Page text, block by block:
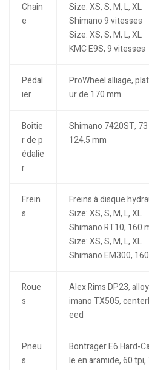
Chaîn
e
Size: XS, S, M, L, XL
Shimano 9 vitesses
Size: XS, S, M, L, XL
KMC E9S, 9 vitesses
Pédal
ier
ProWheel alliage,
ur de 170 mm
Boîtie
r de p
édalie
r
Shimano 7420ST,
124,5 mm
Frein
s
Freins à disque
Size: XS, S, M, L, XL
Shimano RT10, 160
Size: XS, S, M, L, XL
Shimano EM300,
Roue
s
Alex Rims DP23,
imano TX505,
eed
Pneu
s
Bontrager E6 Hard-
le en aramide, 60